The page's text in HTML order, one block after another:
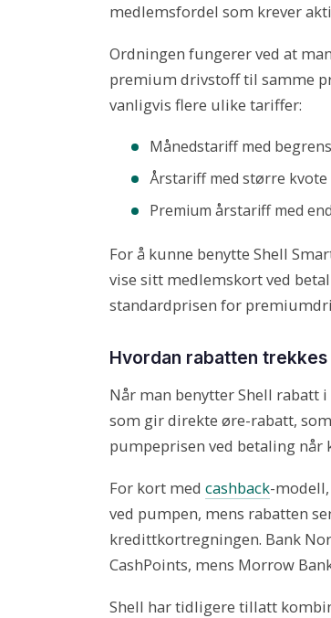
medlemsfordel som krever
Ordningen fungerer ved at
premium drivstoff til samme
vanligvis flere ulike tariffer:
Månedstariff med
Årstariff med større
Premium årstariff med
For å kunne benytte Shell
vise sitt medlemskort ved
standardprisen for
Hvordan rabatten
Når man benytter Shell rabatt
som gir direkte øre-rabatt,
pumpeprisen ved betaling når
For kort med cashback-
ved pumpen, mens rabatten
kredittkortregningen. Bank
CashPoints, mens Morrow
Shell har tidligere tillatt